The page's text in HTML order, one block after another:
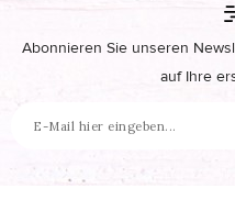
Abonnieren Sie unseren
auf Ihre